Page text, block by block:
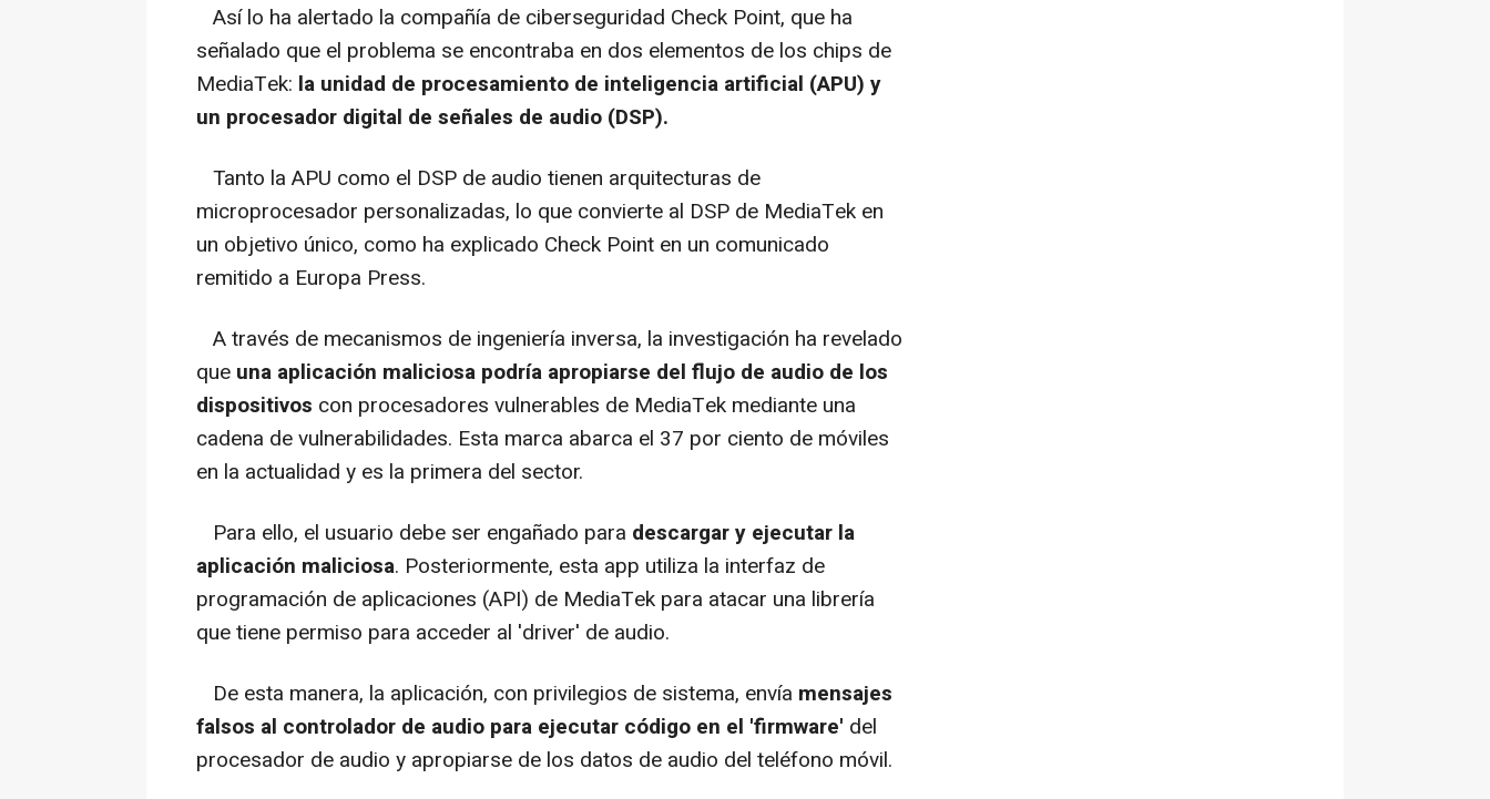
Así lo ha alertado la compañía de ciberseguridad Check Point, que ha
señalado que el problema se encontraba en dos elementos de los chips de
MediaTek: la unidad de procesamiento de inteligencia artificial (APU) y
un procesador digital de señales de audio (DSP).
Tanto la APU como el DSP de audio tienen arquitecturas de
microprocesador personalizadas, lo que convierte al DSP de MediaTek en
un objetivo único, como ha explicado Check Point en un comunicado
remitido a Europa Press.
A través de mecanismos de ingeniería inversa, la investigación ha revelado
que una aplicación maliciosa podría apropiarse del flujo de audio de los
dispositivos con procesadores vulnerables de MediaTek mediante una
cadena de vulnerabilidades. Esta marca abarca el 37 por ciento de móviles
en la actualidad y es la primera del sector.
Para ello, el usuario debe ser engañado para descargar y ejecutar la
aplicación maliciosa. Posteriormente, esta app utiliza la interfaz de
programación de aplicaciones (API) de MediaTek para atacar una librería
que tiene permiso para acceder al 'driver' de audio.
De esta manera, la aplicación, con privilegios de sistema, envía mensajes
falsos al controlador de audio para ejecutar código en el 'firmware' del
procesador de audio y apropiarse de los datos de audio del teléfono móvil.